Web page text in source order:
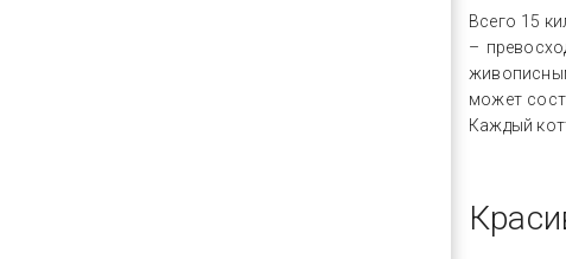
Всего 15
–
может
Каждый